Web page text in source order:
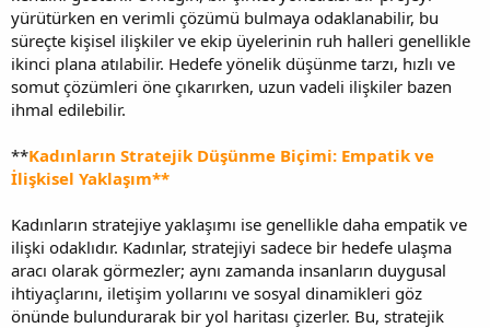
yürütürken en verimli çözümü bulmaya odaklanabilir, bu
süreçte kişisel ilişkiler ve ekip üyelerinin ruh halleri genellikle
ikinci plana atılabilir. Hedefe yönelik düşünme tarzı, hızlı ve
somut çözümleri öne çıkarırken, uzun vadeli ilişkiler bazen
ihmal edilebilir.
**Kadınların Stratejik Düşünme Biçimi: Empatik ve
İlişkisel Yaklaşım**
Kadınların stratejiye yaklaşımı ise genellikle daha empatik ve
ilişki odaklıdır. Kadınlar, stratejiyi sadece bir hedefe ulaşma
aracı olarak görmezler; aynı zamanda insanların duygusal
ihtiyaçlarını, iletişim yollarını ve sosyal dinamikleri göz
önünde bulundurarak bir yol haritası çizerler. Bu, stratejik